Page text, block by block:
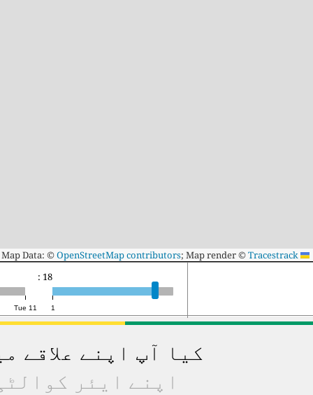
Map Data: ©OpenStreetMap contributors; Map render ©Tracestrack
1
18
Tue 11
کیا آپ اپنے علاقے
اپنے ایئر